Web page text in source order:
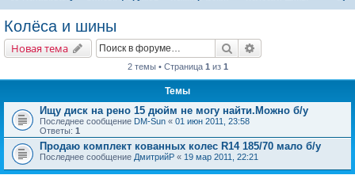
Колёса и шины
Новая тема Поиск
2 темы • Страница 1 из 1
Темы
Ищу диск на рено 15 дюйм не могу найти.Можно б/у
Последнее сообщение DM-Sun « 01 июн 2011, 23:58
Ответы: 1
Продаю комплект кованных колес R14 185/70 мало б/у
Последнее сообщение ДмитрийР « 19 мар 2011, 22:21